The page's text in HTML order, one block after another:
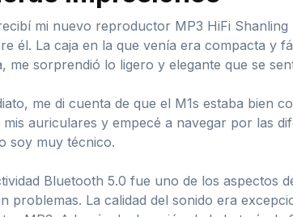
mi nuevo reproductor MP3 HiFi
él. La caja en la que venía era compacta y
me sorprendió lo ligero y elegante que se
me di cuenta de que el M1s estaba bien
auriculares y empecé a navegar por las
soy muy técnico.
Bluetooth 5.0 fue uno de los aspectos
problemas. La calidad del sonido era